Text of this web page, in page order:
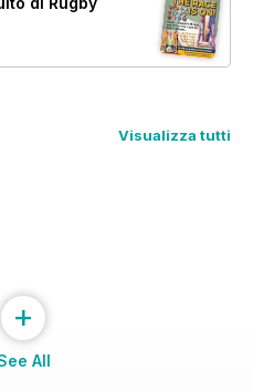
Visualizza tutti
+
All